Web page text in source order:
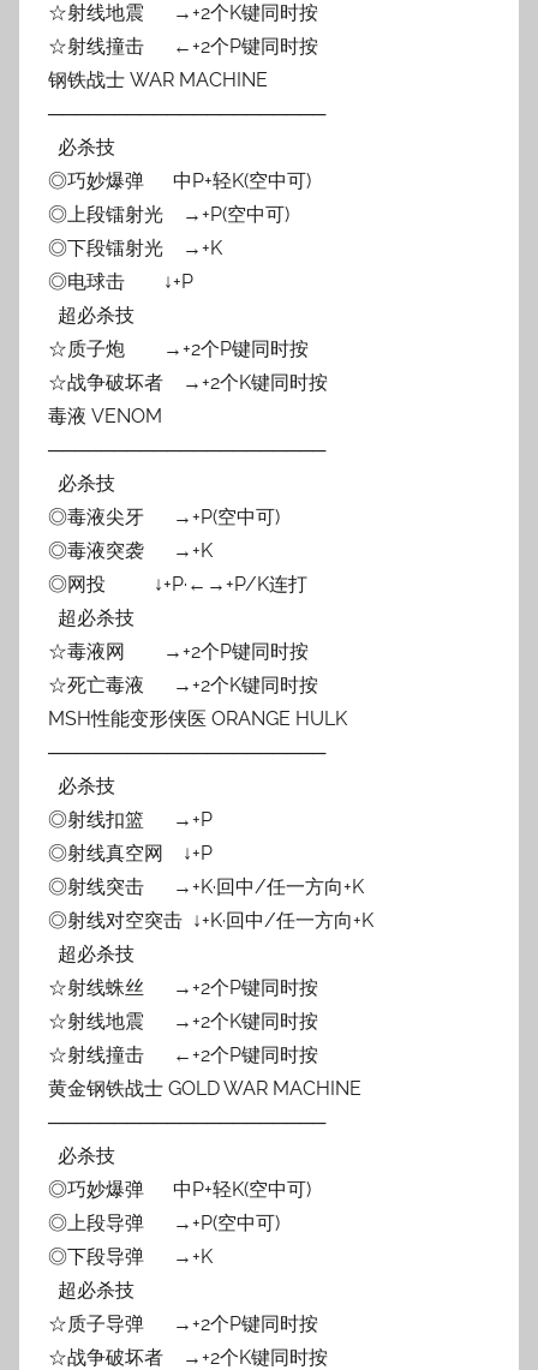
☆射线地震 →+2个K键同时按
☆射线撞击 ←+2个P键同时按
钢铁战士 WAR MACHINE
─────────────────────
必杀技
◎巧妙爆弹 中P+轻K(空中可)
◎上段镭射光 →+P(空中可)
◎下段镭射光 →+K
◎电球击 ↓+P
超必杀技
☆质子炮 →+2个P键同时按
☆战争破坏者 →+2个K键同时按
毒液 VENOM
─────────────────────
必杀技
◎毒液尖牙 →+P(空中可)
◎毒液突袭 →+K
◎网投 ↓+P·←→+P/K连打
超必杀技
☆毒液网 →+2个P键同时按
☆死亡毒液 →+2个K键同时按
MSH性能变形侠医 ORANGE HULK
─────────────────────
必杀技
◎射线扣篮 →+P
◎射线真空网 ↓+P
◎射线突击 →+K·回中/任一方向+K
◎射线对空突击 ↓+K·回中/任一方向+K
超必杀技
☆射线蛛丝 →+2个P键同时按
☆射线地震 →+2个K键同时按
☆射线撞击 ←+2个P键同时按
黄金钢铁战士 GOLD WAR MACHINE
─────────────────────
必杀技
◎巧妙爆弹 中P+轻K(空中可)
◎上段导弹 →+P(空中可)
◎下段导弹 →+K
超必杀技
☆质子导弹 →+2个P键同时按
☆战争破坏者 →+2个K键同时按